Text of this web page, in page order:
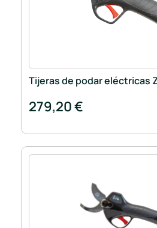
Tijeras de podar eléctricas
279,20 €